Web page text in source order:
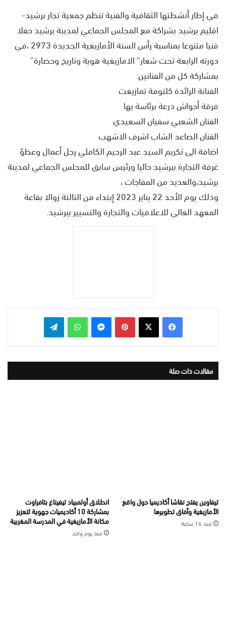
في إطار أنشطتها الثقافية والفنية تنظم جمعية تجار برشيد-
اقليم برشيد بشراكة مع المجلس الجماعي لمدينة برشيد حفلا
فنيا متنوعا بمناسبة رأس السنة الأمازيغية الجديدة 2973 ،في
دورته الرابعة تحت شعار” الامازيغية هوية وتاريخ وحضارة”
بمشاركة كل من الفنانين:
الفنانة الرائدة كلتومة تمازيغت
فرقة أحواش درعة برئاسة بها
الفنان الشعبي سفيان السعيدي
الفنان الصاعد الشاب اشرف الاشهب
اضافة الى تكريم السيد عبد الرحيم الكاملي رجل أعمال وعظؤ
غرفة التجارة ببرشيد حاليا ورئيس سابق للمجلس الجماعي لمدينة
برشيد،والعديد من المفاجات ،
وذلك يوم الأحد 22 يناير 2023 إبتداء من التالتة زوالا بقاعة
المعهد العالي للاعلاميات والتجارة والتسيير ببرشيد.
بينتيريست واتساب
مقالات ذات صلة
تيفاوين يفتح نقاشا أكاديميا حول واقع
الأمازيغية وآفاق تطويرها
منذ 14 ساعة
انطلاق أولمبياد تيفيناغ بتافراوت
بمشاركة 10 أكاديميات جهوية لتعزيز
مكانة الأمازيغية في المدرسة المغربية
منذ يوم واحد